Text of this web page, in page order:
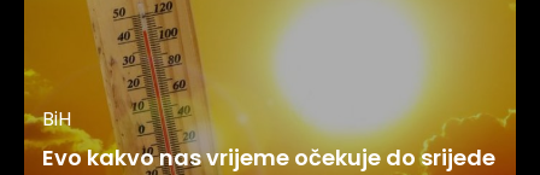
BiH
Evo kakvo nas vrijeme očekuje do srijede